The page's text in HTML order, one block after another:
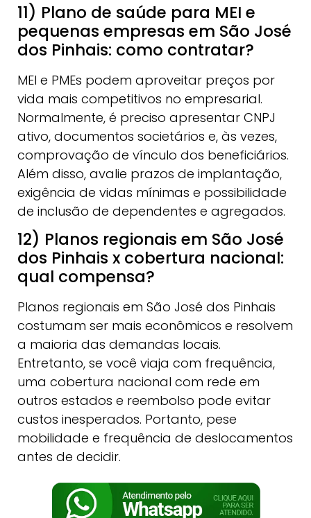
11) Plano de saúde para MEI e
pequenas empresas em São José
dos Pinhais: como contratar?
MEI e PMEs podem aproveitar preços por
vida mais competitivos no empresarial.
Normalmente, é preciso apresentar CNPJ
ativo, documentos societários e, às vezes,
comprovação de vínculo dos beneficiários.
Além disso, avalie prazos de implantação,
exigência de vidas mínimas e possibilidade
de inclusão de dependentes e agregados.
12) Planos regionais em São José
dos Pinhais x cobertura nacional:
qual compensa?
Planos regionais em São José dos Pinhais
costumam ser mais econômicos e resolvem
a maioria das demandas locais.
Entretanto, se você viaja com frequência,
uma cobertura nacional com rede em
outros estados e reembolso pode evitar
custos inesperados. Portanto, pese
mobilidade e frequência de deslocamentos
antes de decidir.